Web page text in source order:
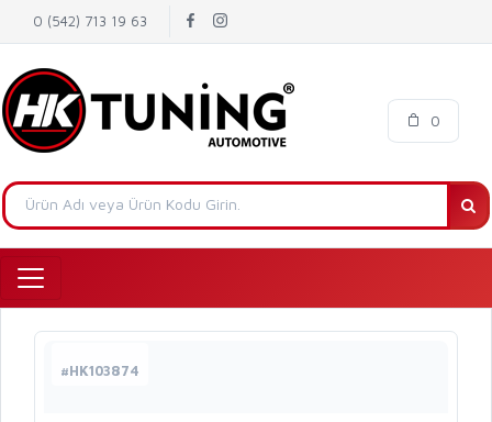
0 (542) 713 19 63
0
#HK103874